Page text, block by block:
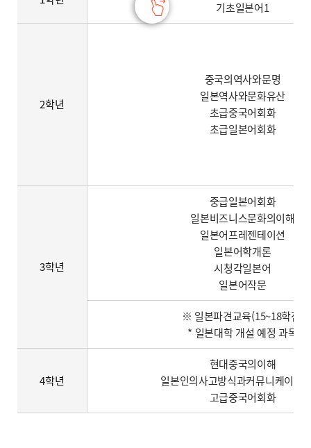
기초일본어1
2학년
중국의역사와문명
일본역사와문화유산
초급중국어회화
초급일본어회화
3학년
중급일본어회화
일본비즈니스문화의이해
일본어프레젠테이션
일본어학개론
시청각일본어
일본어작문
※ 일본파견교육(15~18학점)
* 일본대학 개설 예정 과목
4학년
현대중국의이해
일본인의사고방식과커뮤니케이션
고급중국어회화